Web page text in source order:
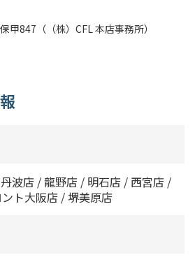
甲847（（株）CFL 本店事務所）
波店 / 龍野店 / 明石店 / 西宮店 /
ト大阪店 / 堺美原店